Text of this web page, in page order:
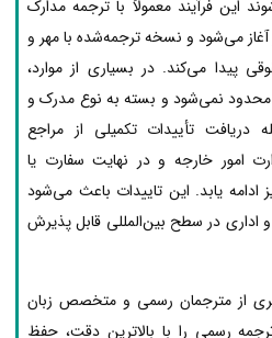
این فرآیند معمولاً با ترجمه مدارک
می‌شود و نسخه ترجمه‌شده با مهر و
پیدا می‌کند. در بسیاری از موارد،
محدود نمی‌شود و بسته به نوع مدرک و
دریافت تأییدات تکمیلی از مراجع
امور خارجه و در نهایت سفارت یا
یابد. این تاییدات باعث می‌شود
اداری در سطح بین‌المللی قابل پذیرش
از مترجمان رسمی و متخصص زبان
رسمی را با بالاترین دقت، حفظ